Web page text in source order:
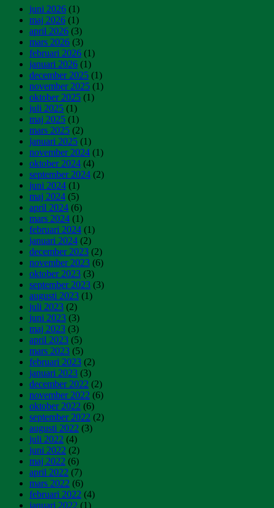
juni 2026 (1)
maj 2026 (1)
april 2026 (3)
mars 2026 (3)
februari 2026 (1)
januari 2026 (1)
december 2025 (1)
november 2025 (1)
oktober 2025 (1)
juli 2025 (1)
maj 2025 (1)
mars 2025 (2)
januari 2025 (1)
november 2024 (1)
oktober 2024 (4)
september 2024 (2)
juni 2024 (1)
maj 2024 (5)
april 2024 (6)
mars 2024 (1)
februari 2024 (1)
januari 2024 (2)
december 2023 (2)
november 2023 (6)
oktober 2023 (3)
september 2023 (3)
augusti 2023 (1)
juli 2023 (2)
juni 2023 (3)
maj 2023 (3)
april 2023 (5)
mars 2023 (5)
februari 2023 (2)
januari 2023 (3)
december 2022 (2)
november 2022 (6)
oktober 2022 (6)
september 2022 (2)
augusti 2022 (3)
juli 2022 (4)
juni 2022 (2)
maj 2022 (6)
april 2022 (7)
mars 2022 (6)
februari 2022 (4)
januari 2022 (1)